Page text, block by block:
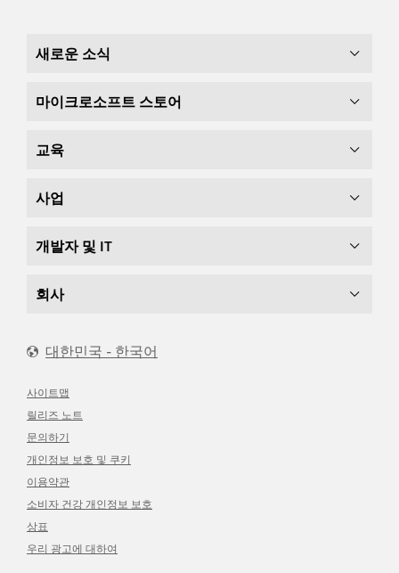
새로운 소식
마이크로소프트 스토어
교육
사업
개발자 및 IT
회사
대한민국 - 한국어
사이트맵
릴리즈 노트
문의하기
개인정보 보호 및 쿠키
이용약관
소비자 건강 개인정보 보호
상표
우리 광고에 대하여